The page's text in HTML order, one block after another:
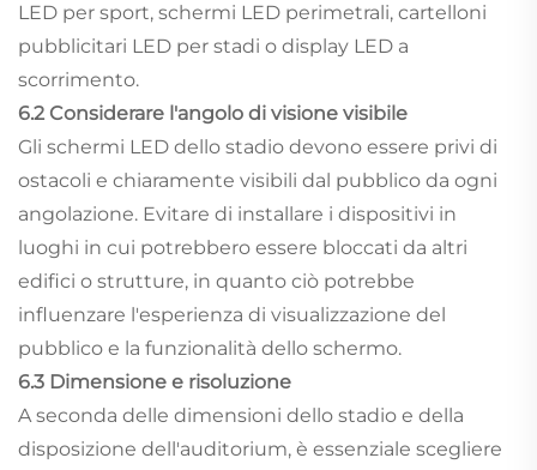
LED per sport, schermi LED perimetrali, cartelloni
pubblicitari LED per stadi o display LED a
scorrimento.
6.2 Considerare l'angolo di visione visibile
Gli schermi LED dello stadio devono essere privi di
ostacoli e chiaramente visibili dal pubblico da ogni
angolazione. Evitare di installare i dispositivi in
luoghi in cui potrebbero essere bloccati da altri
edifici o strutture, in quanto ciò potrebbe
influenzare l'esperienza di visualizzazione del
pubblico e la funzionalità dello schermo.
6.3 Dimensione e risoluzione
A seconda delle dimensioni dello stadio e della
disposizione dell'auditorium, è essenziale scegliere